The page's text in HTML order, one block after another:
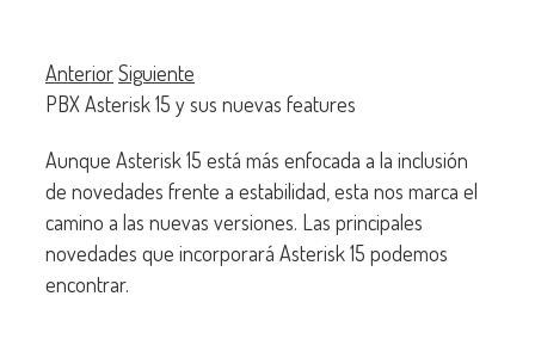
AnteriorSiguiente
PBX Asterisk 15 y sus nuevas features
Aunque Asterisk 15 está más enfocada a la inclusión
de novedades frente a estabilidad, esta nos marca el
camino a las nuevas versiones. Las principales
novedades que incorporará Asterisk 15 podemos
encontrar.